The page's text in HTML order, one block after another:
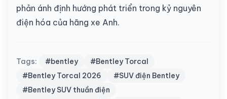
phản ánh định hướng phát triển trong kỷ nguyên
điện hóa của hãng xe Anh.
Tags: #bentley
#Bentley Torcal
#Bentley Torcal 2026
#SUV điện Bentley
#Bentley SUV thuần điện